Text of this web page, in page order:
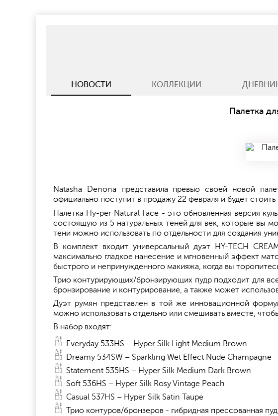
НОВОСТИ КОЛЛЕКЦИИ
Палетка
Natasha Denona представила превью своей новой
официально поступит в продажу 22 февраля и будет стоить
Палетка Hy-per Natural Face - это обновленная версия
состоящую из 5 натуральных теней для век, которые вы
тени можно использовать по отдельности для создания
В комплект входит универсальный дуэт HY-TECH
максимально гладкое нанесение и мгновенный эффект
быстрого и непринужденного макияжа, когда вы
Трио контурирующих/бронзирующих пудр подходит для
бронзирование и контурирование, а также может
Дуэт румян представлен в той же инновационной
можно использовать отдельно или смешивать вместе,
В набор входят:
Everyday 533HS – Hyper Silk Light Medium Brown
Dreamy 534SW – Sparkling Wet Effect Nude Champagne
Statement 535HS – Hyper Silk Medium Dark Brown
Soft 536HS – Hyper Silk Rosy Vintage Peach
Casual 537HS – Hyper Silk Satin Taupe
Трио контуров/бронзеров - гибридная прессованная